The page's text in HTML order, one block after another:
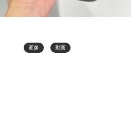
画像 動画